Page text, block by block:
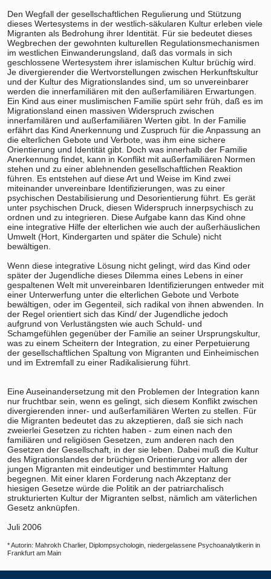
Den Wegfall der gesellschaftlichen Regulierung und Stützung
dieses Wertesystems in der westlich-säkularen Kultur erleben viele
Migranten als Bedrohung ihrer Identität. Für sie bedeutet dieses
Wegbrechen der gewohnten kulturellen Regulationsmechanismen
im westlichen Einwanderungsland, daß das vormals in sich
geschlossene Wertesystem ihrer islamischen Kultur brüchig wird.
Je divergierender die Wertvorstellungen zwischen Herkunftskultur
und der Kultur des Migrationslandes sind, um so unvereinbarer
werden die innerfamiliären mit den außerfamiliären Erwartungen.
Ein Kind aus einer muslimischen Familie spürt sehr früh, daß es im
Migrationsland einen massiven Widerspruch zwischen
innerfamilären und außerfamiliären Werten gibt. In der Familie
erfährt das Kind Anerkennung und Zuspruch für die Anpassung an
die elterlichen Gebote und Verbote, was ihm eine sichere
Orientierung und Identität gibt. Doch was innerhalb der Familie
Anerkennung findet, kann in Konflikt mit außerfamiliären Normen
stehen und zu einer ablehnenden gesellschaftlichen Reaktion
führen. Es entstehen auf diese Art und Weise im Kind zwei
miteinander unvereinbare Identifizierungen, was zu einer
psychischen Destabilisierung und Desorientierung führt. Es gerät
unter psychischen Druck, diesen Widerspruch innerpsychisch zu
ordnen und zu integrieren. Diese Aufgabe kann das Kind ohne
eine integrative Hilfe der elterlichen wie auch der außerhäuslichen
Umwelt (Hort, Kindergarten und später die Schule) nicht
bewältigen.
Wenn diese integrative Lösung nicht gelingt, wird das Kind oder
später der Jugendliche dieses Dilemma eines Lebens in einer
gespaltenen Welt mit unvereinbaren Identifizierungen entweder mit
einer Unterwerfung unter die elterlichen Gebote und Verbote
bewältigen, oder im Gegenteil, sich radikal von ihnen abwenden. In
der Regel orientiert sich das Kind/ der Jugendliche jedoch
aufgrund von Verlustängsten wie auch Schuld- und
Schamgefühlen gegenüber der Familie an seiner Ursprungskultur,
was zu einem Scheitern der Integration, zu einer Perpetuierung
der gesellschaftlichen Spaltung von Migranten und Einheimischen
und im Extremfall zu einer Radikalisierung führt.
Eine Auseinandersetzung mit den Problemen der Integration kann
nur fruchtbar sein, wenn es gelingt, sich diesem Konflikt zwischen
divergierenden inner- und außerfamiliären Werten zu stellen. Für
die Migranten bedeutet das zu akzeptieren, daß sie sich nach
zweierlei Gesetzen zu richten haben - zum einen nach den
familiären und religiösen Gesetzen, zum anderen nach den
Gesetzen der Gesellschaft, in der sie leben. Dabei muß die Kultur
des Migrationslandes der brüchigen Orientierung vor allem der
jungen Migranten mit eindeutiger und bestimmter Haltung
begegnen. Mit einer klaren Forderung nach Akzeptanz der
hiesigen Gesetze würde die Politik an der patriarchalisch
strukturierten Kultur der Migranten selbst, nämlich am väterlichen
Gesetz anknüpfen.
Juli 2006
* Autorin: Mahrokh Charlier, Diplompsychologin, niedergelassene Psychoanalytikerin in
Frankfurt am Main